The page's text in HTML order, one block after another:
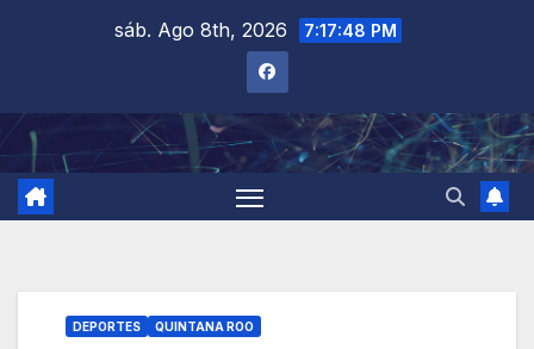
sáb. Ago 8th, 2026 7:17:50 PM
DEPORTES QUINTANA ROO